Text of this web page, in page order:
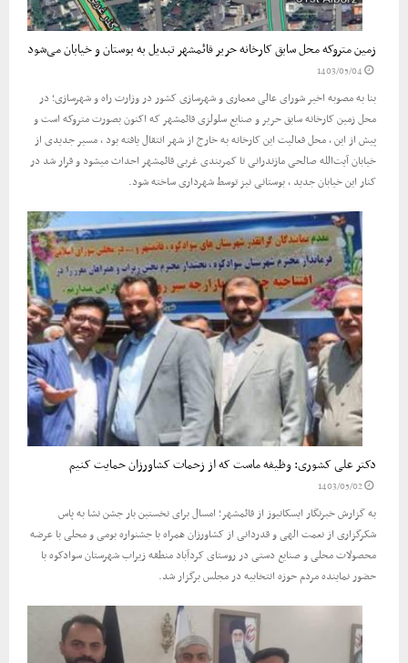
زمین متروکه محل سابق کارخانه حریر قائمشهر تبدیل به بوستان و خیابان می‌شود
1403/05/04
بنا به مصوبه اخیر شورای عالی معماری و شهرسازی کشور در وزارت راه و شهرسازی؛ در
محل زمین کارخانه سابق حریر و صنایع سلولزی قائمشهر که اکنون بصورت متروکه است و
پیش از این ، محل فعالیت این کارخانه به خارج از شهر انتقال یافته بود ، مسیر جدیدی از
خیابان آیت‌الله صالحی مازندرانی تا کمربندی غربی قائمشهر احداث میشود و قرار شد در
کنار این خیابان جدید ، بوستانی نیز توسط شهرداری ساخته شود.
دکتر علی کشوری: وظیفه ماست که از زحمات کشاورزان حمایت کنیم
1403/05/02
به گزارش خبرنگار ایسکانیوز از قائمشهر؛ امسال برای نخستین بار جشن نشا به پاس
شکرگزاری از نعمت الهی و قدردانی از کشاورزان همراه با جشنواره بومی و محلی با عرضه
محصولات محلی و صنایع دستی در روستای کردآباد منطقه زیراب شهرستان سوادکوه با
حضور نماینده مردم حوزه انتخابیه در مجلس برگزار شد.